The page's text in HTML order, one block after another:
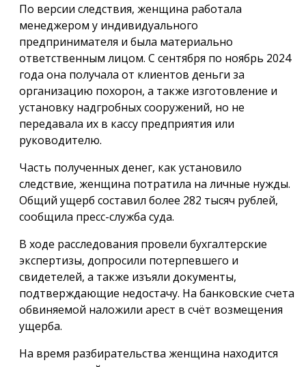
По версии следствия, женщина работала
менеджером у индивидуального
предпринимателя и была материально
ответственным лицом. С сентября по ноябрь 2024
года она получала от клиентов деньги за
организацию похорон, а также изготовление и
установку надгробных сооружений, но не
передавала их в кассу предприятия или
руководителю.
Часть полученных денег, как установило
следствие, женщина потратила на личные нужды.
Общий ущерб составил более 282 тысяч рублей,
сообщила пресс-служба суда.
В ходе расследования провели бухгалтерские
экспертизы, допросили потерпевшего и
свидетелей, а также изъяли документы,
подтверждающие недостачу. На банковские счета
обвиняемой наложили арест в счёт возмещения
ущерба.
На время разбирательства женщина находится